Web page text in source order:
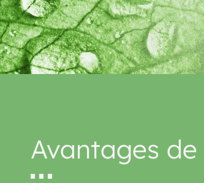
Avantages de